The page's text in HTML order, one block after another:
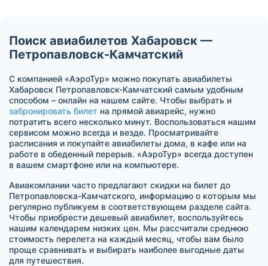
Поиск авиабилетов Хабаровск —
Петропавловск-Камчатский
С компанией «АэроТур» можно покупать авиабилеты
Хабаровск Петропавловск-Камчатский самым удобным
способом – онлайн на нашем сайте. Чтобы выбрать и
забронировать билет на прямой авиарейс, нужно
потратить всего несколько минут. Воспользоваться нашим
сервисом можно всегда и везде. Просматривайте
расписания и покупайте авиабилеты дома, в кафе или на
работе в обеденный перерыв. «АэроТур» всегда доступен
в вашем смартфоне или на компьютере.
Авиакомпании часто предлагают скидки на билет до
Петропавловска-Камчатского, информацию о которым мы
регулярно публикуем в соответствующем разделе сайта.
Чтобы приобрести дешевый авиабилет, воспользуйтесь
нашим календарем низких цен. Мы рассчитали среднюю
стоимость перелета на каждый месяц, чтобы вам было
проще сравнивать и выбирать наиболее выгодные даты
для путешествия.